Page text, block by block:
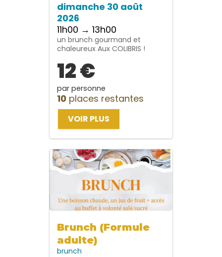
dimanche 30 août
2026
11h00 → 13h00
un brunch gourmand et
chaleureux Aux COLIBRIS !
12 €
par personne
10 places restantes
VOIR PLUS
Brunch (Formule
adulte)
brunch